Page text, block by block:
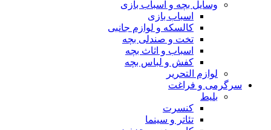
وسایل بچه و اسباب بازی
اسباب بازی
کالسکه و لوازم جانبی
تخت و صندلی بچه
اسباب و اثاث بچه
کفش و لباس بچه
لوازم التحریر
سرگرمی و فراغت
بلیط
کنسرت
تئاتر و سینما